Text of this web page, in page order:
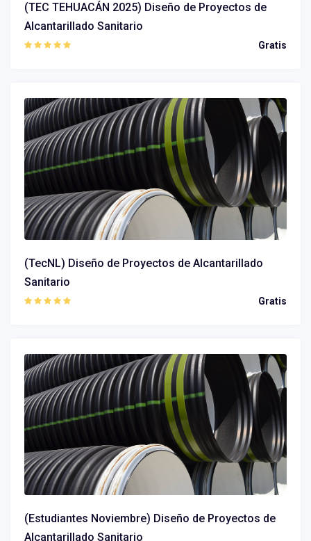
(TEC TEHUACÁN 2025) Diseño de Proyectos de
Alcantarillado Sanitario
Gratis
(TecNL) Diseño de Proyectos de Alcantarillado
Sanitario
Gratis
(Estudiantes Noviembre) Diseño de Proyectos de
Alcantarillado Sanitario